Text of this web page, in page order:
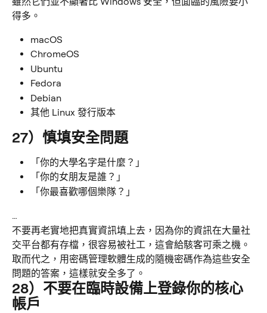
得多。
macOS
ChromeOS
Ubuntu
Fedora
Debian
其他 Linux 發行版本
27）慎填安全問題
「你的大學名字是什麼？」
「你的女朋友是誰？」
「你最喜歡哪個樂隊？」
…
不要再老實地把真實資訊填上去，因為你的資訊在大量社
交平台都有存檔，很容易被社工，這會給駭客可乘之機。
取而代之，用密碼管理軟體生成的隨機密碼作為這些安全
問題的答案，這樣就安全多了。
28）不要在臨時設備上登錄你的核心
帳戶